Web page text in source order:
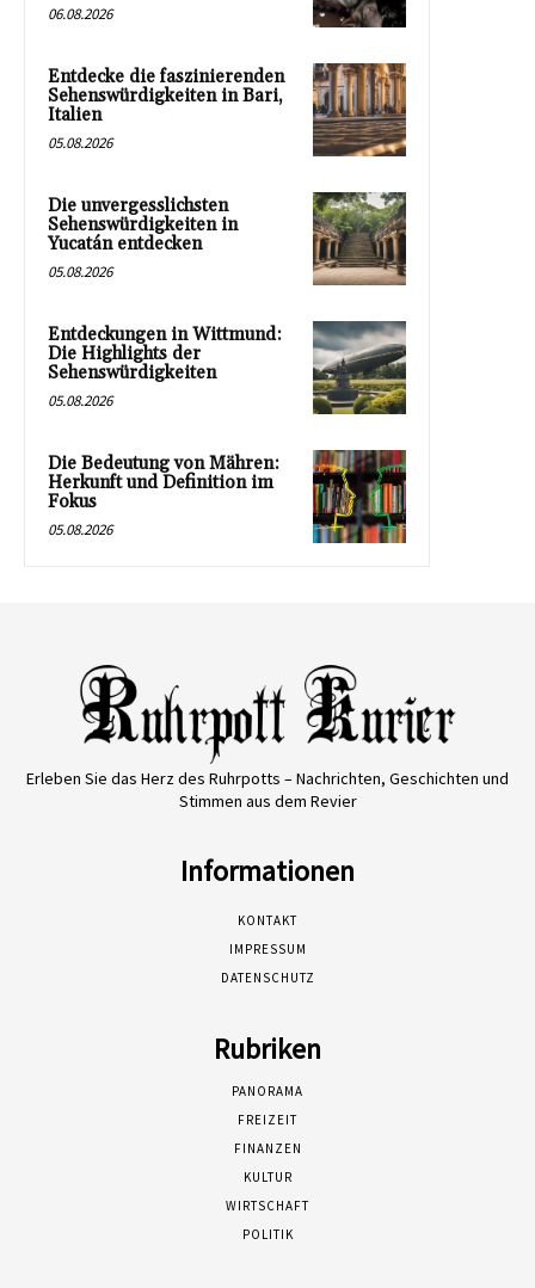
06.08.2026
Entdecke die faszinierenden
Sehenswürdigkeiten in Bari,
Italien
05.08.2026
Die unvergesslichsten
Sehenswürdigkeiten in
Yucatán entdecken
05.08.2026
Entdeckungen in Wittmund:
Die Highlights der
Sehenswürdigkeiten
05.08.2026
Die Bedeutung von Mähren:
Herkunft und Definition im
Fokus
05.08.2026
Erleben Sie das Herz des Ruhrpotts – Nachrichten, Geschichten und
Stimmen aus dem Revier
Informationen
KONTAKT
IMPRESSUM
DATENSCHUTZ
Rubriken
PANORAMA
FREIZEIT
FINANZEN
KULTUR
WIRTSCHAFT
POLITIK